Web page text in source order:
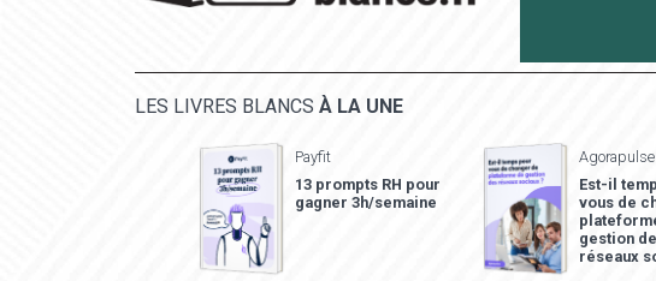
LES LIVRES BLANCS À LA UNE
Payfit
13 prompts RH pour
gagner 3h/semaine
Agorapulse
Est-il
vous de
gestion
réseaux